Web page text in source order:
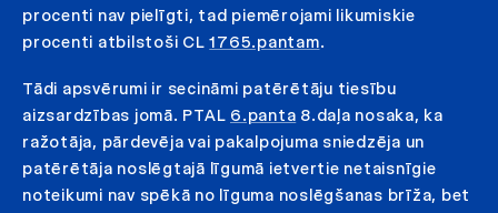
procenti nav pielīgti, tad piemērojami likumiskie
procenti atbilstoši CL1765.pantam.
Tādi apsvērumi ir secināmi patērētāju tiesību
aizsardzības jomā. PTAL 6.panta 8.daļa nosaka, ka
ražotāja, pārdevēja vai pakalpojuma sniedzēja un
patērētāja noslēgtajā līgumā ietvertie netaisnīgie
noteikumi nav spēkā no līguma noslēgšanas brīža, bet